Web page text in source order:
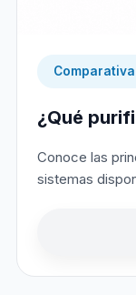
Comparativa
¿Qué
Conoce las
sistemas